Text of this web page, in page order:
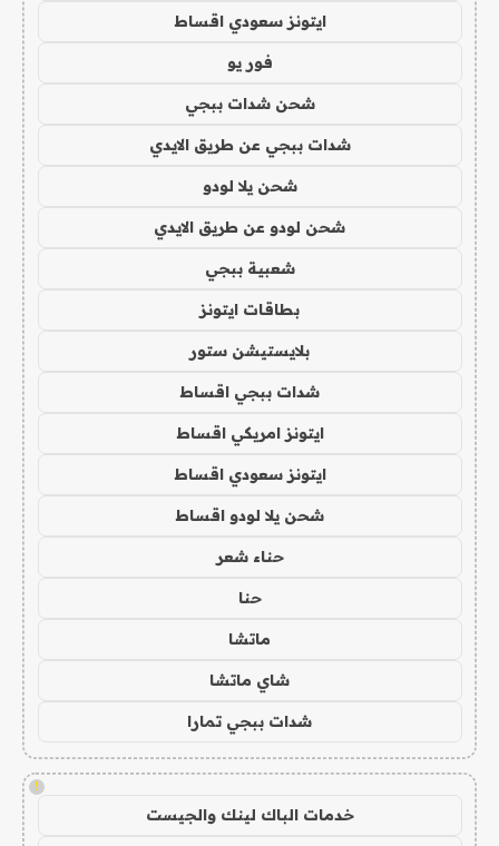
ايتونز سعودي اقساط
فور يو
شحن شدات ببجي
شدات ببجي عن طريق الايدي
شحن يلا لودو
شحن لودو عن طريق الايدي
شعبية ببجي
بطاقات ايتونز
بلايستيشن ستور
شدات ببجي اقساط
ايتونز امريكي اقساط
ايتونز سعودي اقساط
شحن يلا لودو اقساط
حناء شعر
حنا
ماتشا
شاي ماتشا
شدات ببجي تمارا
!
خدمات الباك لينك والجيست